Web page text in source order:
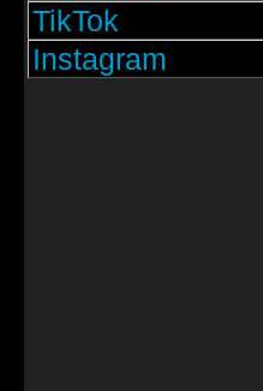
TikTok
Instagram